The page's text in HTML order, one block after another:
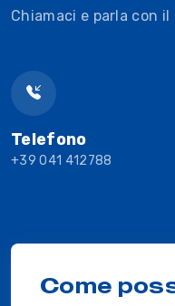
Chiamaci e parla con
Telefono
+39 041 412788
Come